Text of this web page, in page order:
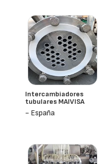
Intercambiadores
tubulares MAIVISA
- España